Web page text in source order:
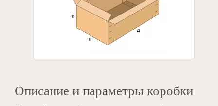
Описание и параметры коробки